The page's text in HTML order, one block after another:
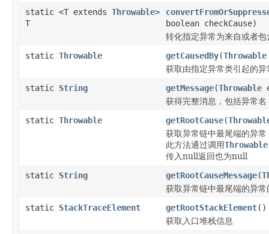
static <T extends Throwable>
T
boolean checkCause)
转化指定异常为来自或者包
static Throwable getCausedBy(Throwable
获取由指定异常类引起的异
static String getMessage(Throwable
获得完整消息，包括异
static Throwable getRootCause(
获取异常链中最尾端的异
此方法通过调用
传入null返回也为null
static String getRootCauseMessage(
获取异常链中最尾端的异
static StackTraceElement getRootStackElement()
获取入口堆栈信息